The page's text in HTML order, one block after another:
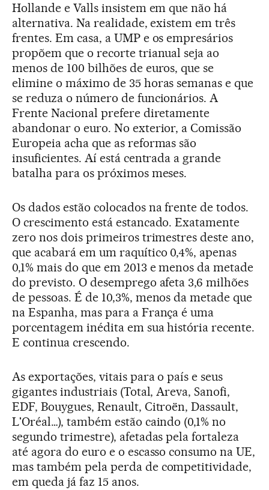
Hollande e Valls insistem em que não há
alternativa. Na realidade, existem em três
frentes. Em casa, a UMP e os empresários
propõem que o recorte trianual seja ao
menos de 100 bilhões de euros, que se
elimine o máximo de 35 horas semanas e que
se reduza o número de funcionários. A
Frente Nacional prefere diretamente
abandonar o euro. No exterior, a Comissão
Europeia acha que as reformas são
insuficientes. Aí está centrada a grande
batalha para os próximos meses.
Os dados estão colocados na frente de todos.
O crescimento está estancado. Exatamente
zero nos dois primeiros trimestres deste ano,
que acabará em um raquítico 0,4%, apenas
0,1% mais do que em 2013 e menos da metade
do previsto. O desemprego afeta 3,6 milhões
de pessoas. É de 10,3%, menos da metade que
na Espanha, mas para a França é uma
porcentagem inédita em sua história recente.
E continua crescendo.
As exportações, vitais para o país e seus
gigantes industriais (Total, Areva, Sanofi,
EDF, Bouygues, Renault, Citroën, Dassault,
L'Oréal…), também estão caindo (0,1% no
segundo trimestre), afetadas pela fortaleza
até agora do euro e o escasso consumo na UE,
mas também pela perda de competitividade,
em queda já faz 15 anos.